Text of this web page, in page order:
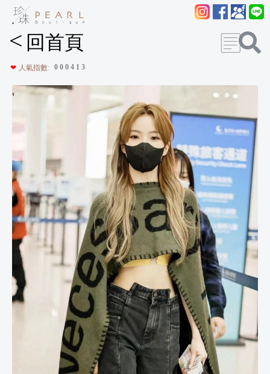
< 回首頁
❤ 人氣指數: 0 0 0 4 1 3